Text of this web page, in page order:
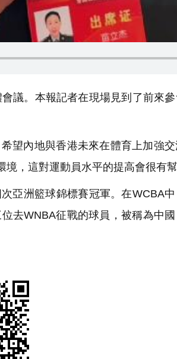
議。本報記者在現場見到了前來
內地與香港未來在體育上加強交
，這對運動員水平的提高會很有幫
亞洲籃球錦標賽冠軍。在WCBA
去WNBA征戰的球員，被稱為中國